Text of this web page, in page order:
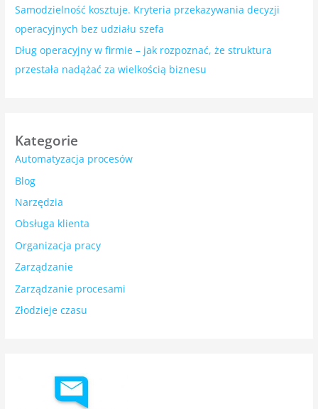
Samodzielność kosztuje. Kryteria przekazywania decyzji
operacyjnych bez udziału szefa
Dług operacyjny w firmie – jak rozpoznać, że struktura
przestała nadążać za wielkością biznesu
Kategorie
Automatyzacja procesów
Blog
Narzędzia
Obsługa klienta
Organizacja pracy
Zarządzanie
Zarządzanie procesami
Złodzieje czasu